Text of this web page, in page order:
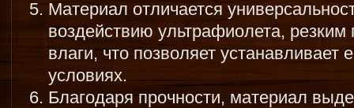
Материал отличается
воздействию ультрафиолета,
влаги, что позволяет
условиях.
Благодаря прочности, материал